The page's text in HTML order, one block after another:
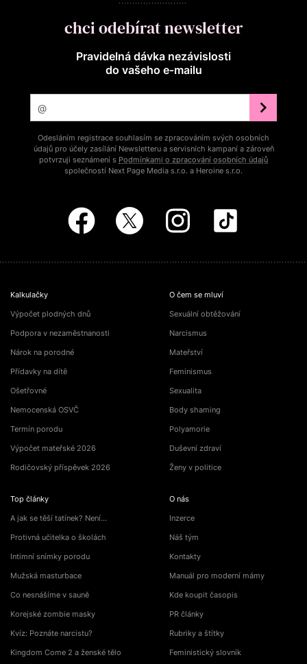
chci odebírat newsletter
Pravidelná dávka nezávislosti
do vašeho e‑mailu
Odesláním registrace souhlasím se zpracováním svých osobních
údajů pro účely zasílání Newsletteru a servisních kampaní a zároveň
potvrzuji seznámení s Podmínkami o zpracování osobních údajů
společností Next Page Media s.r.o. a Heroine s.r.o.
Kalkulačky
Výpočet plodných dnů
Podpora v nezaměstnanosti
Nárok na porodné
Přídavky na dítě
Ošetřovné
Nemocenská OSVČ
Termín porodu
Výpočet mateřské 2026
Rodičovský příspěvek 2026
Top články
A jak se těší tatínek? Není…
Protivná učitelka o školách
Intimní snímky porodu
Mužská masturbace
Co nesnášíme v sauně
Korejské zombie masky
Kvíz: Poznáte narcistu?
Kingdom Come 2 a ženské tělo
O čem se mluví
Sexuální obtěžování
Narcismus
Mateřství
Feminismus
Sexualita
Body shaming
Polyamorie
Duševní zdraví
Ženy v politice
O nás
Inzerce
Náš tým
Kontakty
Manuál pro moderní mámy
Kde koupit časopis
PR články
Rubriky a štítky
Feministický slovník